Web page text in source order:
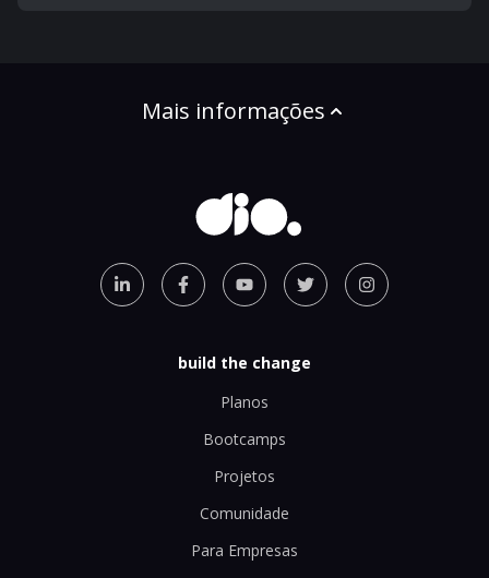
Mais informações
build the change
Planos
Bootcamps
Projetos
Comunidade
Para Empresas